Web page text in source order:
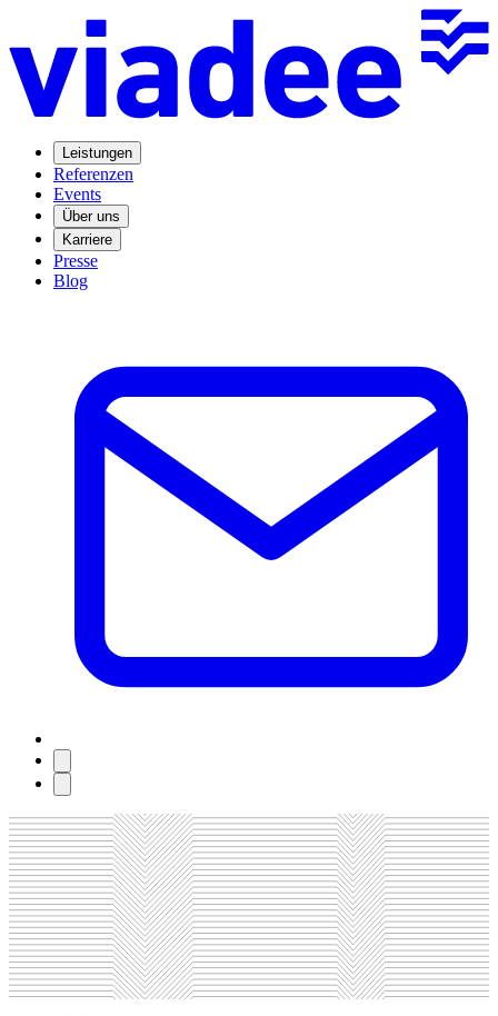
Leistungen
Referenzen
Events
Über uns
Karriere
Presse
Blog